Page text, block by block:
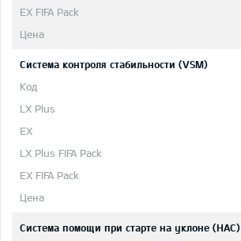
Система контроля стабильности (VSM)
Система помощи при старте на уклоне (HAC)